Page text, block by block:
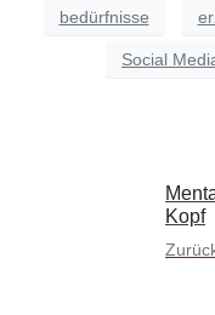
bedürfnisse
Social
Kopf